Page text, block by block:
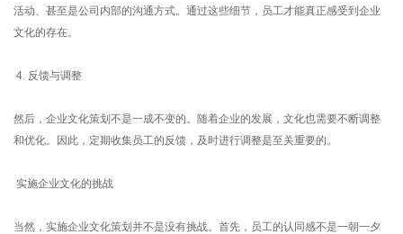
活动、甚至是公司内部的沟通方式。通过这些细节，员工才能真正感受到企业
文化的存在。
4. 反馈与调整
然后，企业文化策划不是一成不变的。随着企业的发展，文化也需要不断调整
和优化。因此，定期收集员工的反馈，及时进行调整是至关重要的。
实施企业文化的挑战
当然，实施企业文化策划并不是没有挑战。首先，员工的认同感不是一朝一夕